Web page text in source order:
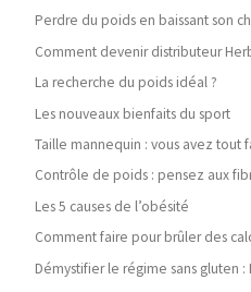
Perdre du poids en baissant son
Comment devenir distributeur
La recherche du poids idéal ?
Les nouveaux bienfaits du sport
Taille mannequin : vous avez tout
Contrôle de poids : pensez aux
Les 5 causes de l’obésité
Comment faire pour brûler des
Démystifier le régime sans gluten :